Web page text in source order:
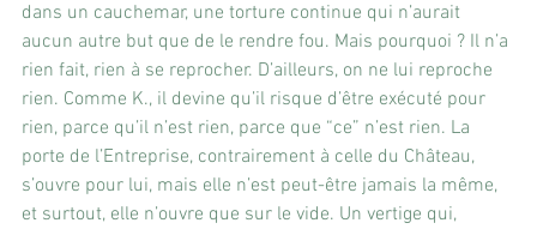
dans un cauchemar, une torture continue qui n’aurait
aucun autre but que de le rendre fou. Mais pourquoi ? Il n’a
rien fait, rien à se reprocher. D’ailleurs, on ne lui reproche
rien. Comme K., il devine qu’il risque d’être exécuté pour
rien, parce qu’il n’est rien, parce que “ce” n’est rien. La
porte de l’Entreprise, contrairement à celle du Château,
s’ouvre pour lui, mais elle n’est peut-être jamais la même,
et surtout, elle n’ouvre que sur le vide. Un vertige qui,